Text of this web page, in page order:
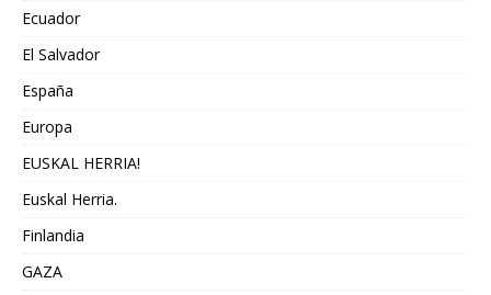
Ecuador
El Salvador
España
Europa
EUSKAL HERRIA!
Euskal Herria.
Finlandia
GAZA